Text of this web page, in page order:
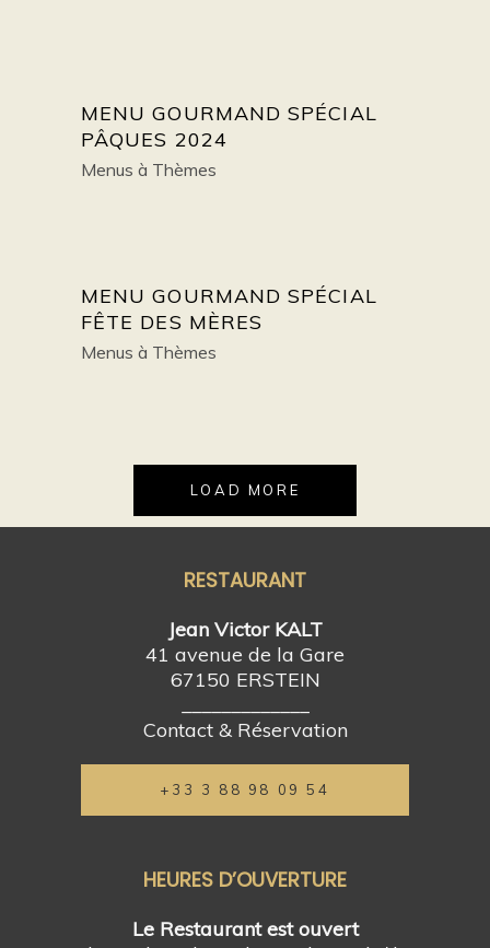
MENU GOURMAND SPÉCIAL
PÂQUES 2024
Menus à Thèmes
MENU GOURMAND SPÉCIAL
FÊTE DES MÈRES
Menus à Thèmes
LOAD MORE
RESTAURANT
Jean Victor KALT
41 avenue de la Gare
67150 ERSTEIN
Contact & Réservation
+33 3 88 98 09 54
HEURES D’OUVERTURE
Le Restaurant est ouvert